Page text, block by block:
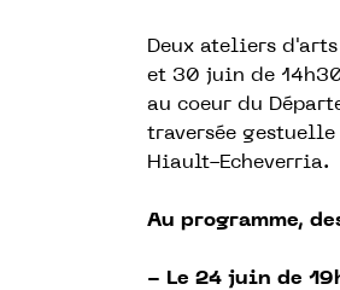
Deux ateliers
et 30 juin de
au coeur du
traversée
Hiault-Echeverria.
Au programme,
- Le 24 juin de